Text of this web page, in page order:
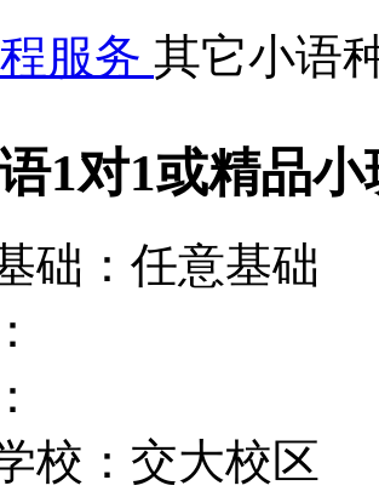
服务 其它小语
1对1或精品
础： 任意基础
校： 交大校区